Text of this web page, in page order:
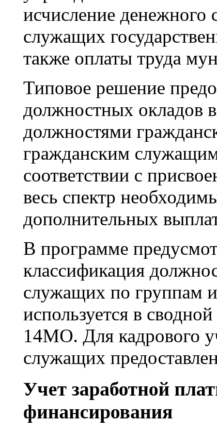
исчисление денежного
служащих
также оплаты труда
Типовое решение
должностных окладов
должностями
гражданским
соответствии с
весь спектр
дополнительных
В программе
классификация
служащих по группам и
используется в
14МО. Для кадрового
служащих
Учет заработной
финансирования